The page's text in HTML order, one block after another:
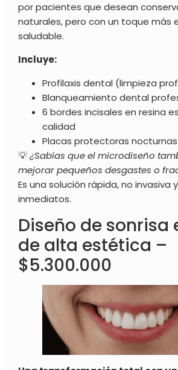
por pacientes que desean
naturales, pero con un toque más
saludable.
Incluye:
Profilaxis dental (limpieza
Blanqueamiento dental
6 bordes incisales en resina
calidad
Placas protectoras nocturnas
💡¿Sabías que el microdiseño
mejorar pequeños desgastes o
Es una solución rápida, no invasiva
inmediatos.
Diseño de sonrisa
de alta estética –
$5.300.000